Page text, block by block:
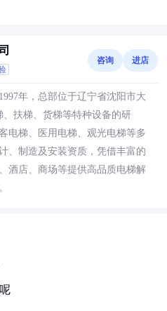
咨询 进店
年，总部位于辽宁省沈阳市大
、扶梯、货梯等特种设备的研
电梯、医用电梯、观光电梯等多
、制造及安装资质，凭借丰富的
酒店、商场等提供高品质电梯解